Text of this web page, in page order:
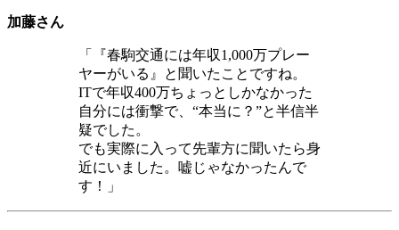
加藤さん
「『春駒交通には年収1,000万プレー
ヤーがいる』と聞いたことですね。
ITで年収400万ちょっとしかなかった
自分には衝撃で、“本当に？”と半信半
疑でした。
でも実際に入って先輩方に聞いたら身
近にいました。嘘じゃなかったんで
す！」